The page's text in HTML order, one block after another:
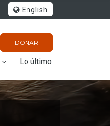
English
DONAR
Lo último